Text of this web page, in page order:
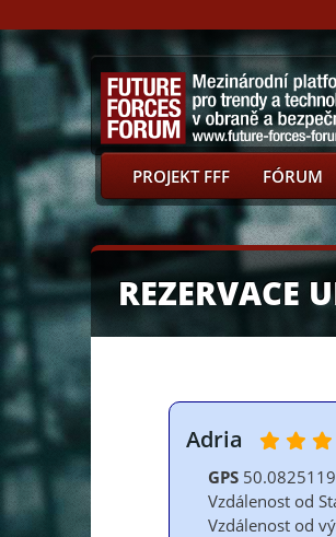
PROJEKT FFF FÓRUM
REZERVACE
Adria
GPS
Vzdálenost od
Vzdálenost od